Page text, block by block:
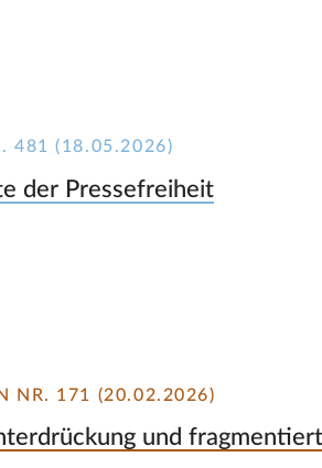
481 (18.05.2026)
der Pressefreiheit
NR. 171 (20.02.2026)
und